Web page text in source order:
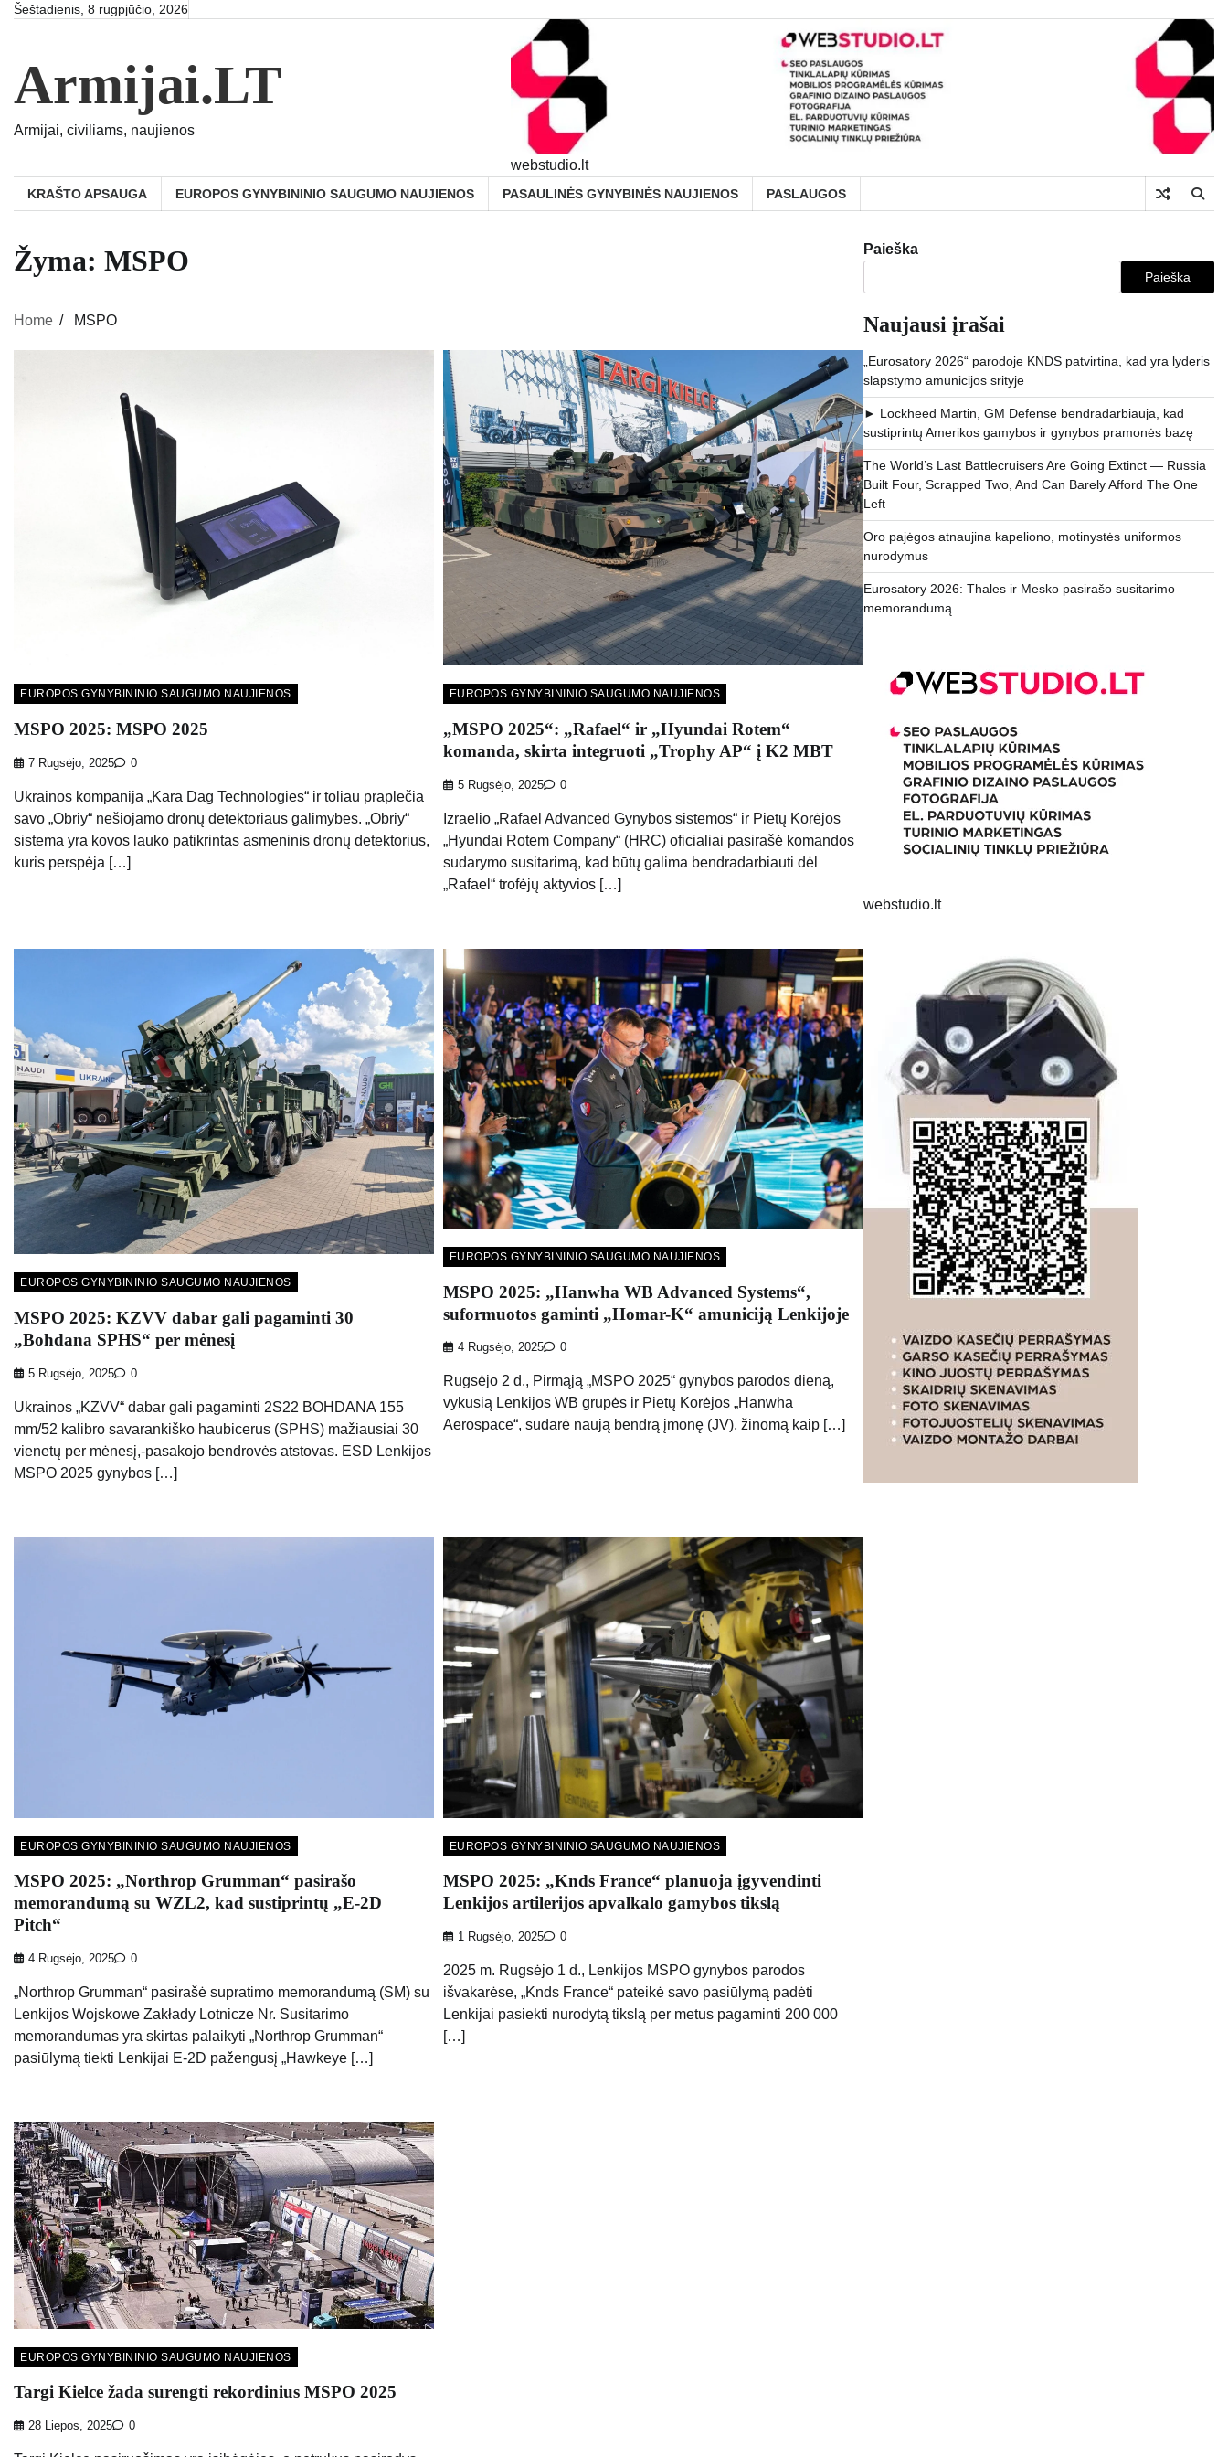
SkipŠeštadienis, 8 rugpjūčio, 2026
Armijai.LT
Armijai, civiliams, naujienos
webstudio.lt
KRAŠTO APSAUGA EUROPOS GYNYBININIO SAUGUMO NAUJIENOS PASAULINĖS GYNYBINĖS NAUJIENOS PASLAUGOS
Žyma: MSPO
Home MSPO
EUROPOS GYNYBININIO SAUGUMO NAUJIENOS
MSPO 2025: MSPO 2025
7 Rugsėjo, 2025 0
Ukrainos kompanija „Kara Dag Technologies“ ir toliau praplečia
savo „Obriy“ nešiojamo dronų detektoriaus galimybes. „Obriy“
sistema yra kovos lauko patikrintas asmeninis dronų detektorius,
kuris perspėja […]
EUROPOS GYNYBININIO SAUGUMO NAUJIENOS
„MSPO 2025“: „Rafael“ ir „Hyundai Rotem“
komanda, skirta integruoti „Trophy AP“ į K2 MBT
5 Rugsėjo, 2025 0
Izraelio „Rafael Advanced Gynybos sistemos“ ir Pietų Korėjos
„Hyundai Rotem Company“ (HRC) oficialiai pasirašė komandos
sudarymo susitarimą, kad būtų galima bendradarbiauti dėl
„Rafael“ trofėjų aktyvios […]
EUROPOS GYNYBININIO SAUGUMO NAUJIENOS
MSPO 2025: KZVV dabar gali pagaminti 30
„Bohdana SPHS“ per mėnesį
5 Rugsėjo, 2025 0
Ukrainos „KZVV“ dabar gali pagaminti 2S22 BOHDANA 155
mm/52 kalibro savarankiško haubicerus (SPHS) mažiausiai 30
vienetų per mėnesį,-pasakojo bendrovės atstovas. ESD Lenkijos
MSPO 2025 gynybos […]
EUROPOS GYNYBININIO SAUGUMO NAUJIENOS
MSPO 2025: „Hanwha WB Advanced Systems“,
suformuotos gaminti „Homar-K“ amuniciją Lenkijoje
4 Rugsėjo, 2025 0
Rugsėjo 2 d., Pirmąją „MSPO 2025“ gynybos parodos dieną,
vykusią Lenkijos WB grupės ir Pietų Korėjos „Hanwha
Aerospace“, sudarė naują bendrą įmonę (JV), žinomą kaip […]
EUROPOS GYNYBININIO SAUGUMO NAUJIENOS
MSPO 2025: „Northrop Grumman“ pasirašo
memorandumą su WZL2, kad sustiprintų „E-2D
Pitch“
4 Rugsėjo, 2025 0
„Northrop Grumman“ pasirašė supratimo memorandumą (SM) su
Lenkijos Wojskowe Zakłady Lotnicze Nr. Susitarimo
memorandumas yra skirtas palaikyti „Northrop Grumman“
pasiūlymą tiekti Lenkijai E-2D pažengusį „Hawkeye […]
EUROPOS GYNYBININIO SAUGUMO NAUJIENOS
MSPO 2025: „Knds France“ planuoja įgyvendinti
Lenkijos artilerijos apvalkalo gamybos tikslą
1 Rugsėjo, 2025 0
2025 m. Rugsėjo 1 d., Lenkijos MSPO gynybos parodos
išvakarėse, „Knds France“ pateikė savo pasiūlymą padėti
Lenkijai pasiekti nurodytą tikslą per metus pagaminti 200 000
[…]
EUROPOS GYNYBININIO SAUGUMO NAUJIENOS
Targi Kielce žada surengti rekordinius MSPO 2025
28 Liepos, 2025 0
Paieška
Paieška
Naujausi įrašai
„Eurosatory 2026“ parodoje KNDS patvirtina, kad yra lyderis
slapstymo amunicijos srityje
► Lockheed Martin, GM Defense bendradarbiauja, kad
sustiprintų Amerikos gamybos ir gynybos pramonės bazę
The World’s Last Battlecruisers Are Going Extinct — Russia
Built Four, Scrapped Two, And Can Barely Afford The One
Left
Oro pajėgos atnaujina kapeliono, motinystės uniformos
nurodymus
Eurosatory 2026: Thales ir Mesko pasirašo susitarimo
memorandumą
webstudio.lt